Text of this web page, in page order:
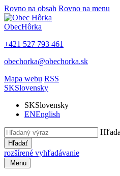
Rovno na obsah Rovno na menu
ObecHôrka
+421 527 793 461
obechorka@obechorka.sk
Mapa webu RSS
SKSlovensky
SKSlovensky
ENEnglish
Hľadať
rozšírené vyhľadávanie
Menu